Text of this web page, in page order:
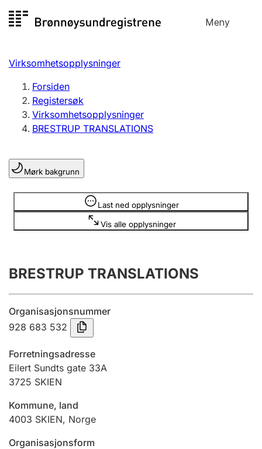
til
Meny
Registersøk
Aksjeselskap
Enkeltpersonforetak
Registrere, endre, slette
Lag og forening
Registrere, endre, slette
Årsregnskap
Innsending og forsinkelsesgebyr
Jeger
Ektepaktveileder
Virksomhetsopplysninger
Forsiden
Registersøk
Virksomhetsopplysninger
BRESTRUP TRANSLATIONS
Mørk bakgrunn
Last ned opplysninger
Vis alle opplysninger
Opplysninger er skjult
BRESTRUP TRANSLATIONS
Organisasjonsnummer
928 683 532
Forretningsadresse
Eilert Sundts gate 33A
3725 SKIEN
Kommune, land
4003 SKIEN, Norge
Organisasjonsform